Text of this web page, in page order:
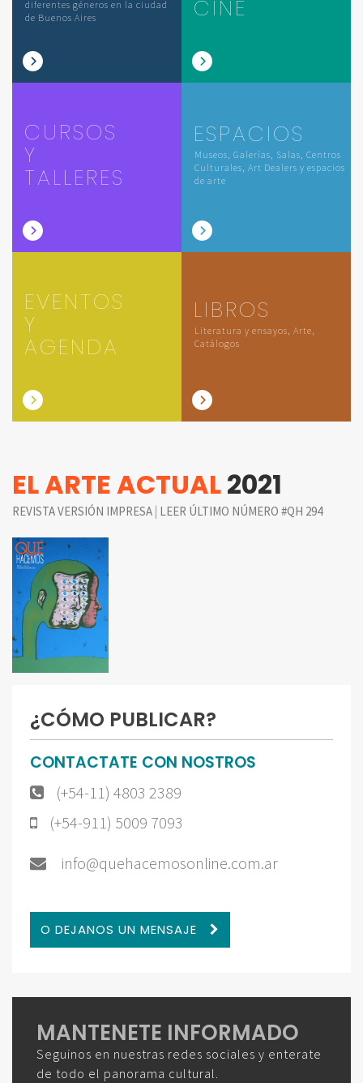
diferentes géneros en la ciudad
de Buenos Aires
CINE
CURSOS
Y
TALLERES
ESPACIOS
Museos, Galerías, Salas, Centros
Culturales, Art Dealers y espacios
de arte
EVENTOS
Y
AGENDA
LIBROS
Literatura y ensayos, Arte,
Catálogos
EL ARTE ACTUAL2021
REVISTA VERSIÓN IMPRESA | LEER ÚLTIMO NÚMERO #QH 294
¿CÓMO PUBLICAR?
CONTACTATE CON NOSTROS
(+54-11) 4803 2389
(+54-911) 5009 7093
info@quehacemosonline.com.ar
O DEJANOS UN MENSAJE
MANTENETE INFORMADO
Seguinos en nuestras redes sociales y enterate
de todo el panorama cultural.